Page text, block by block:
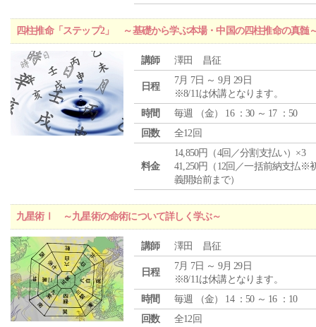
四柱推命「ステップ2」 ～基礎から学ぶ本場・中国の四柱推命の真髄
講師 澤田 昌征
日程
7月 7日 ～ 9月 29日
※8/11は休講となります。
時間
毎週 （金） 16 ：30 ～ 17 ：50
回数
全12回
料金
14,850円（4回／分割支払い）×3
41,250円（12回／一括前納支払※
義開始前まで）
九星術Ⅰ ～九星術の命術について詳しく学ぶ～
講師 澤田 昌征
日程
7月 7日 ～ 9月 29日
※8/11は休講となります。
時間
毎週 （金） 14 ：50 ～ 16 ：10
回数
全12回